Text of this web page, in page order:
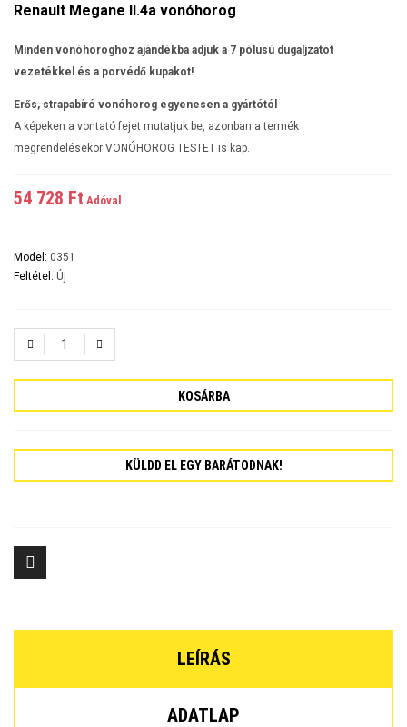
Renault Megane II.4a vonóhorog
Minden vonóhoroghoz ajándékba adjuk a 7 pólusú dugaljzatot
vezetékkel és a porvédő kupakot!
Erős, strapabíró vonóhorog egyenesen a gyártótól
A képeken a vontató fejet mutatjuk be, azonban a termék
megrendelésekor VONÓHOROG TESTET is kap.
54 728 Ft‎ Adóval
Model: 0351
Feltétel: Új
KOSÁRBA
KÜLDD EL EGY BARÁTODNAK!
LEÍRÁS
ADATLAP